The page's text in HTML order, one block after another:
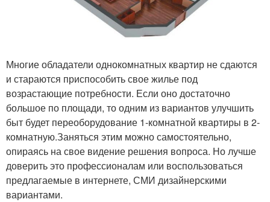
Многие обладатели однокомнатных квартир не сдаются
и стараются приспособить свое жилье под
возрастающие потребности. Если оно достаточно
большое по площади, то одним из вариантов улучшить
быт будет переоборудование 1-комнатной квартиры в 2-
комнатную.Заняться этим можно самостоятельно,
опираясь на свое видение решения вопроса. Но лучше
доверить это профессионалам или воспользоваться
предлагаемые в интернете, СМИ дизайнерскими
вариантами.